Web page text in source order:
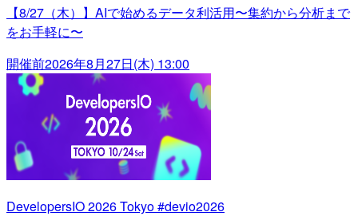
【8/27（木）】AIで始めるデータ利活用〜集約から分析まで
をお手軽に〜
開催前2026年8月27日(木) 13:00
DevelopersIO 2026 Tokyo #devio2026